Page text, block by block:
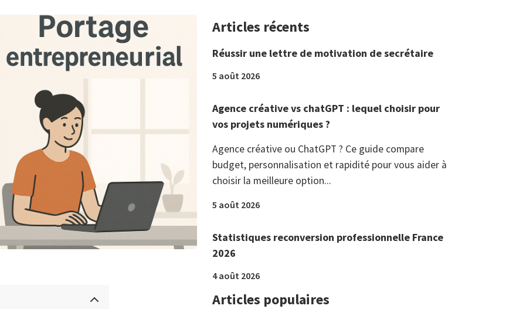
Articles récents
Réussir une lettre de motivation de secrétaire
5 août 2026
Agence créative vs chatGPT : lequel choisir pour
vos projets numériques ?
Agence créative ou ChatGPT ? Ce guide compare
budget, personnalisation et rapidité pour vous aider à
choisir la meilleure option...
5 août 2026
Statistiques reconversion professionnelle France
2026
4 août 2026
Articles populaires